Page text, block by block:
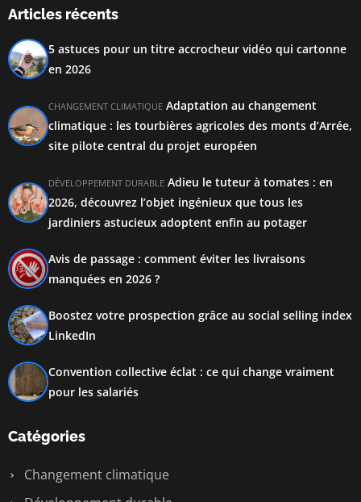
Articles récents
5 astuces pour un titre accrocheur vidéo qui cartonne
en 2026
CHANGEMENT CLIMATIQUE Adaptation au changement
climatique : les tourbières agricoles des monts d’Arrée,
site pilote central du projet européen
DÉVELOPPEMENT DURABLE Adieu le tuteur à tomates : en
2026, découvrez l’objet ingénieux que tous les
jardiniers astucieux adoptent enfin au potager
Avis de passage : comment éviter les livraisons
manquées en 2026 ?
Boostez votre prospection grâce au social selling index
LinkedIn
Convention collective éclat : ce qui change vraiment
pour les salariés
Catégories
Changement climatique